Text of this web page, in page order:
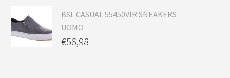
BSL CASUAL 55450VIR SNEAKERS
UOMO
€56,98